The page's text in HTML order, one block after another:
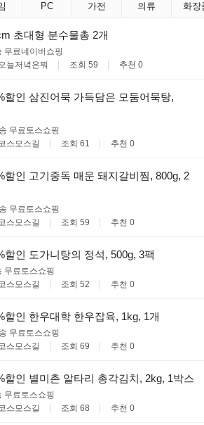
PC 가전 의류 화장
초대형 분수물총 2개
무료네이버쇼핑
늘저녁은뭐 조회 59 추천 0
할인 삼진어묵 가득담은 모둠어묵탕,
무료토스쇼핑
스모스길 조회 61 추천 0
할인 고기중독 매운 돼지갈비찜, 800g, 2
무료토스쇼핑
스모스길 조회 59 추천 0
할인 도가니탕의 정석, 500g, 3팩
무료토스쇼핑
스모스길 조회 52 추천 0
할인 한우대학 한우잡육, 1kg, 1개
무료토스쇼핑
스모스길 조회 69 추천 0
할인 별미촌 알타리 총각김치, 2kg, 1박스
무료토스쇼핑
스모스길 조회 68 추천 0